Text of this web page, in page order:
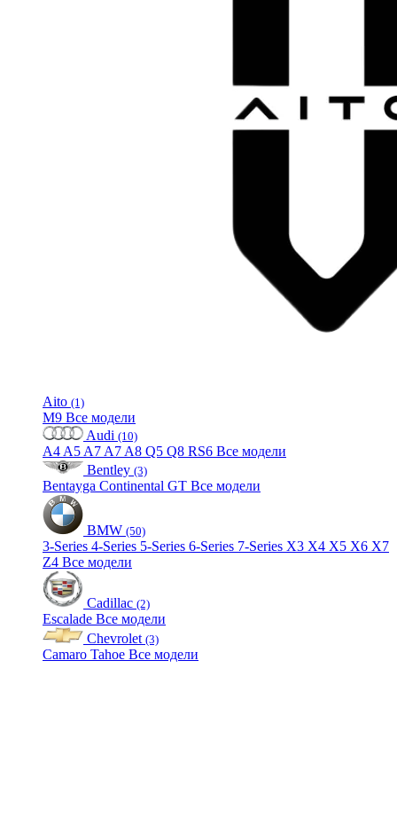
Aito (1)
M9 Все модели
Audi (10)
A4 A5 A7 A7 A8 Q5 Q8 RS6 Все модели
Bentley (3)
Bentayga Continental GT Все модели
BMW (50)
3-Series 4-Series 5-Series 6-Series 7-Series X3 X4 X5 X6 X7
Z4 Все модели
Cadillac (2)
Escalade Все модели
Chevrolet (3)
Camaro Tahoe Все модели